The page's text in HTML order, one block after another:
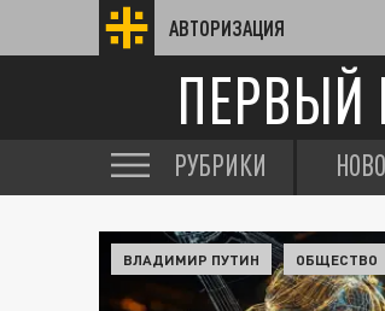
АВТОРИЗАЦИЯ
ПЕРВЫЙ
РУБРИКИ
ВЛАДИМИР ПУТИН ОБЩЕСТВО